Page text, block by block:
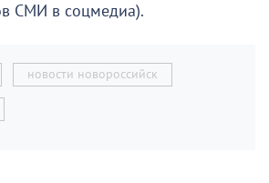
СМИ в соцмедиа).
новости новороссийск